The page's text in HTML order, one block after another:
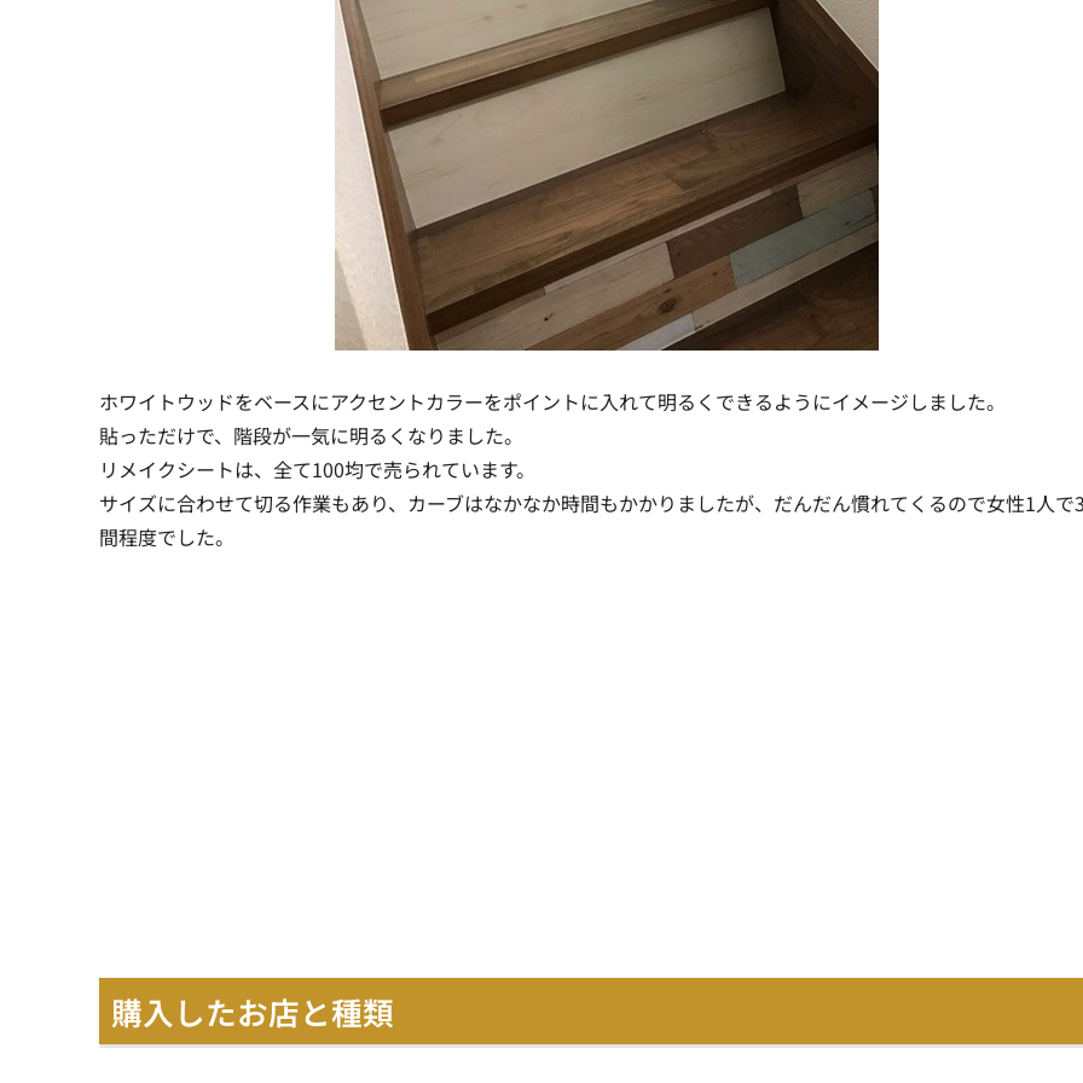
ホワイトウッドをベースにアクセントカラーをポイントに入れて明るくできるようにイメージしました。
貼っただけで、階段が一気に明るくなりました。
リメイクシートは、全て100均で売られています。
サイズに合わせて切る作業もあり、カーブはなかなか時間もかかりましたが、だんだん慣れてくるので女性1人で
間程度でした。
購入したお店と種類